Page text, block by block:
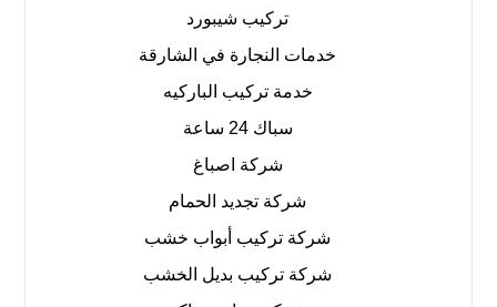
تركيب شيبورد
خدمات النجارة في الشارقة
خدمة تركيب الباركيه
سباك 24 ساعة
شركة اصباغ
شركة تجديد الحمام
شركة تركيب أبواب خشب
شركة تركيب بديل الخشب